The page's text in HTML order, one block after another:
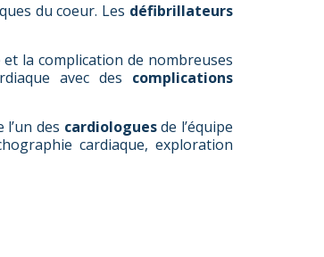
du coeur. Les défibrillateurs
la complication de nombreuses
avec des complications
des cardiologuesde l’équipe
cardiaque, exploration